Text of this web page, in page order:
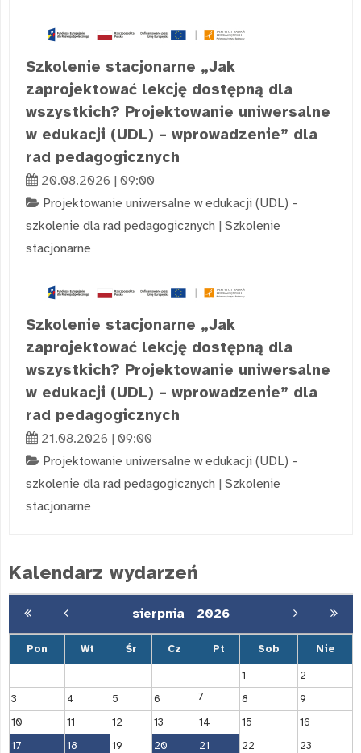
Szkolenie stacjonarne „Jak
zaprojektować lekcję dostępną dla
wszystkich? Projektowanie uniwersalne
w edukacji (UDL) – wprowadzenie” dla
rad pedagogicznych
20.08.2026 | 09:00
Projektowanie uniwersalne w edukacji (UDL) –
szkolenie dla rad pedagogicznych | Szkolenie
stacjonarne
Szkolenie stacjonarne „Jak
zaprojektować lekcję dostępną dla
wszystkich? Projektowanie uniwersalne
w edukacji (UDL) – wprowadzenie” dla
rad pedagogicznych
21.08.2026 | 09:00
Projektowanie uniwersalne w edukacji (UDL) –
szkolenie dla rad pedagogicznych | Szkolenie
stacjonarne
Kalendarz wydarzeń
sierpnia 2026
Pon Wt Śr Cz Pt Sob Nie
1
2
3
4 5 6 7 8
9
10
11 12 13 14 15
16
17
18 19 20 21 22
23